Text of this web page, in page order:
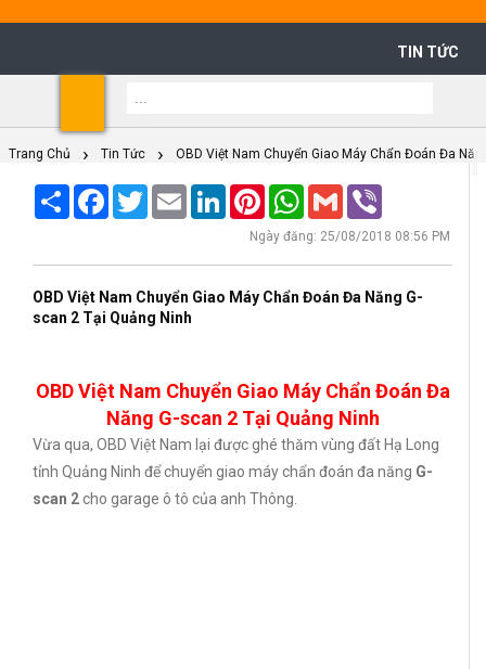
TIN TỨC
Trang Chủ Tin Tức OBD Việt Nam Chuyển Giao Máy Chẩn Đoán Đa
Share Facebook
TwitterEmail LinkedInPinterestWhatsApp
Gmail
Ngày đăng: 25/08/2018 08:56 PM
OBD Việt Nam Chuyển Giao Máy Chẩn Đoán Đa Năng G-
scan 2 Tại Quảng Ninh
OBD Việt Nam Chuyển Giao Máy Chẩn Đoán Đa
Năng G-scan 2 Tại Quảng Ninh
Vừa qua, OBD Việt Nam lại được ghé thăm vùng đất Hạ Long
tỉnh Quảng Ninh để chuyển giao máy chẩn đoán đa năng G-
scan 2cho garage ô tô của anh Thông.